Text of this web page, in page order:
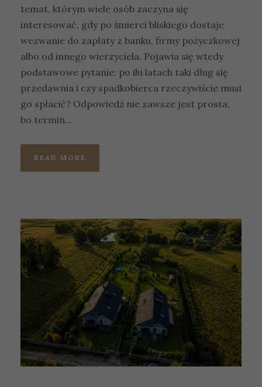
temat, którym wiele osób zaczyna się
interesować, gdy po śmierci bliskiego dostaje
wezwanie do zapłaty z banku, firmy pożyczkowej
albo od innego wierzyciela. Pojawia się wtedy
podstawowe pytanie: po ilu latach taki dług się
przedawnia i czy spadkobierca rzeczywiście musi
go spłacić? Odpowiedź nie zawsze jest prosta,
bo termin...
READ MORE